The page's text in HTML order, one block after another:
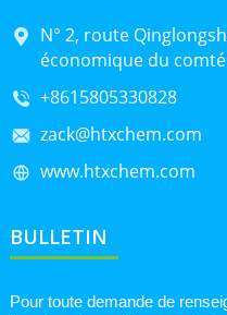
N° 2, route
économique du
+8615805330828
zack@htxchem.com
www.htxchem.com
BULLETIN
Pour toute demande de